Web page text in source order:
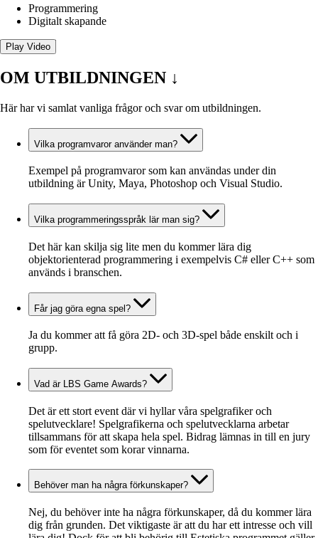
Programmering
Digitalt skapande
Play Video
OM UTBILDNINGEN ↓
Här har vi samlat vanliga frågor och svar om utbildningen.
Vilka programvaror använder man?
Exempel på programvaror som kan användas under din
utbildning är Unity, Maya, Photoshop och Visual Studio.
Vilka programmeringsspråk lär man sig?
Det här kan skilja sig lite men du kommer lära dig
objektorienterad programmering i exempelvis C# eller C++ som
används i branschen.
Får jag göra egna spel?
Ja du kommer att få göra 2D- och 3D-spel både enskilt och i
grupp.
Vad är LBS Game Awards?
Det är ett stort event där vi hyllar våra spelgrafiker och
spelutvecklare! Spelgrafikerna och spelutvecklarna arbetar
tillsammans för att skapa hela spel. Bidrag lämnas in till en jury
som för eventet som korar vinnarna.
Behöver man ha några förkunskaper?
Nej, du behöver inte ha några förkunskaper, då du kommer lära
dig från grunden. Det viktigaste är att du har ett intresse och vill